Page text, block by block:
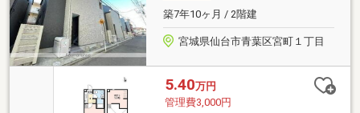
築7年10ヶ月 / 2階建
宮城県仙台市青葉区宮町１丁目
5.40万円
管理費3,000円